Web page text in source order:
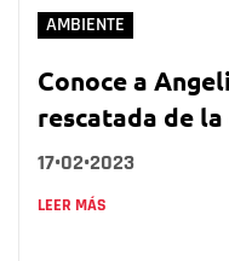
AMBIENTE
Conoce a
rescatada de la
17•02•2023
LEER MÁS